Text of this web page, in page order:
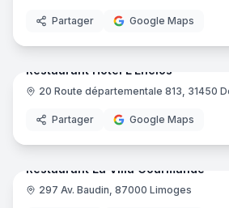
Partager Google Maps
Restaurant Hôtel L'Enclos
20 Route départementale 813, 31450
Partager Google Maps
Restaurant La Villa Gourmande
297 Av. Baudin, 87000 Limoges